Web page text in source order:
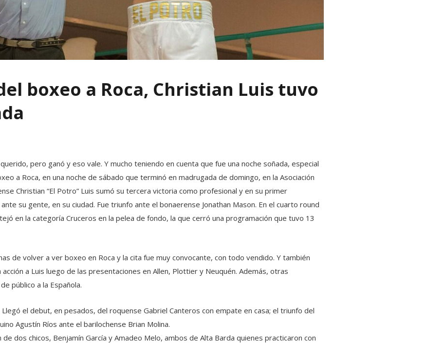
boxeo a Roca, Christian Luis tuvo
pero ganó y eso vale. Y mucho teniendo en cuenta que fue una noche soñada, especial
a Roca, en una noche de sábado que terminó en madrugada de domingo, en la Asociación
Christian “El Potro” Luis sumó su tercera victoria como profesional y en su primer
su gente, en su ciudad. Fue triunfo ante el bonaerense Jonathan Mason. En el cuarto round
en la categoría Cruceros en la pelea de fondo, la que cerró una programación que tuvo 13
de volver a ver boxeo en Roca y la cita fue muy convocante, con todo vendido. Y también
a Luis luego de las presentaciones en Allen, Plottier y Neuquén. Además, otras
público a la Española.
el debut, en pesados, del roquense Gabriel Canteros con empate en casa; el triunfo del
Agustín Ríos ante el barilochense Brian Molina.
dos chicos, Benjamín García y Amadeo Melo, ambos de Alta Barda quienes practicaron con